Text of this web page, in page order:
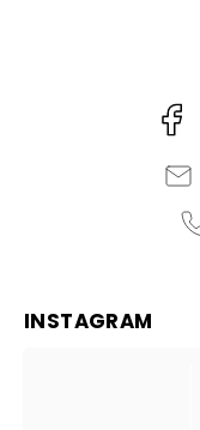
INSTAGRAM